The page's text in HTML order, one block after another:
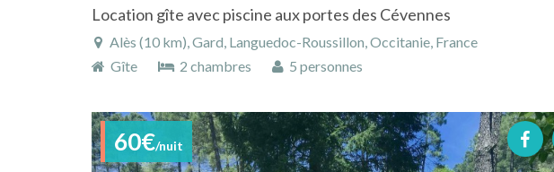
Location gîte avec piscine aux portes des Cévennes
Alès (10 km), Gard, Languedoc-Roussillon, Occitanie, France
Gîte
2 chambres 5 personnes
60€/nuit